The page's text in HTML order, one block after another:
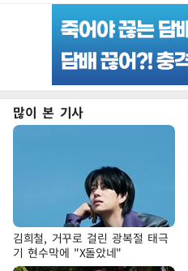
많이 본 기사
김희철, 거꾸로 걸린 광복절 태극
기 현수막에 "X돌았네"